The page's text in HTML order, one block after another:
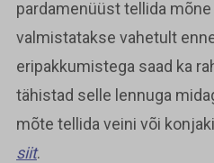
pardamenüüst tellida
valmistatakse vahetult
eripakkumistega saad ka
tähistad selle lennuga
mõte tellida veini või
siit.